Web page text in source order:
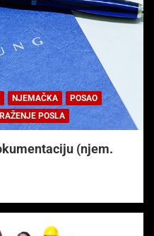
NJEMAČKA
POSAO
POSLA
(njem.